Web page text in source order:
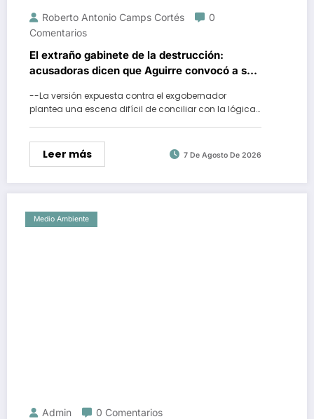
Roberto Antonio Camps Cortés
0
Comentarios
El extraño gabinete de la destrucción:
acusadoras dicen que Aguirre convocó a sus
--La versión expuesta contra el exgobernador
plantea una escena difícil de conciliar con la lógica…
Leer más 7 De Agosto De 2026
Medio Ambiente
Admin 0 Comentarios